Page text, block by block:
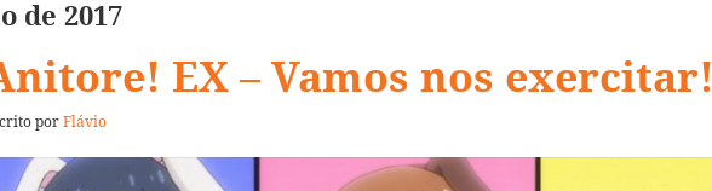
de 2017
EX – Vamos nos exercitar!
porFlávio